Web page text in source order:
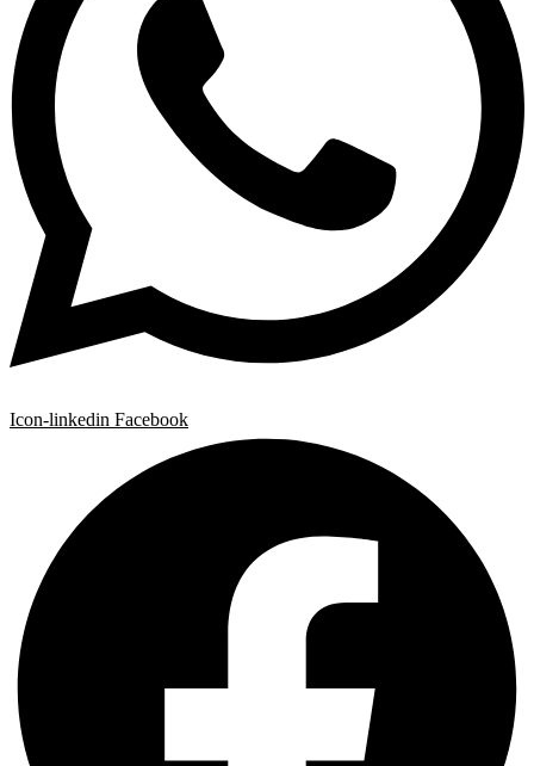
Icon-linkedin Facebook